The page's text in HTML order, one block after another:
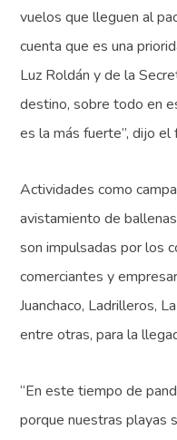
vuelos que lleguen al
cuenta que es una
Luz Roldán y de la
destino, sobre todo en
es la más fuerte”, dijo el
Actividades como
avistamiento de
son impulsadas por los
comerciantes y
Juanchaco, Ladrilleros,
entre otras, para la
“En este tiempo de
porque nuestras playas